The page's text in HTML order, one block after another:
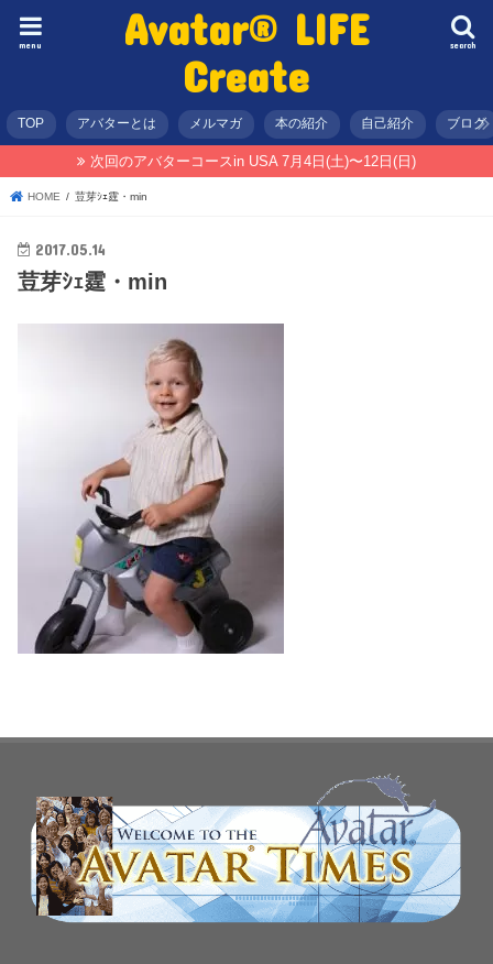
Avatar® LIFE
Create
search
menu
TOP アバターとは メルマガ 本の紹介 自己紹介 ブログ
次回のアバターコースin USA 7月4日(土)〜12日(日)
HOME 荳芽ｼｪ霆・min
2017.05.14
荳芽ｼｪ霆・min